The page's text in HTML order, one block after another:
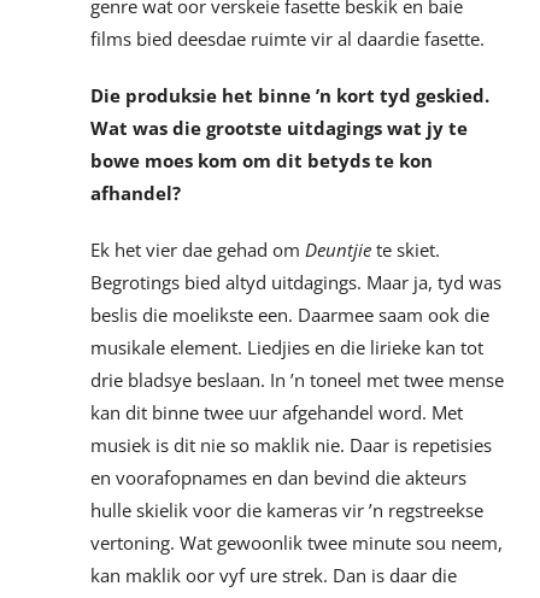
genre wat oor verskeie fasette beskik en baie
films bied deesdae ruimte vir al daardie fasette.
Die produksie het binne ’n kort tyd geskied.
Wat was die grootste uitdagings wat jy te
bowe moes kom om dit betyds te kon
afhandel?
Ek het vier dae gehad om Deuntjiete skiet.
Begrotings bied altyd uitdagings. Maar ja, tyd was
beslis die moelikste een. Daarmee saam ook die
musikale element. Liedjies en die lirieke kan tot
drie bladsye beslaan. In ’n toneel met twee mense
kan dit binne twee uur afgehandel word. Met
musiek is dit nie so maklik nie. Daar is repetisies
en voorafopnames en dan bevind die akteurs
hulle skielik voor die kameras vir ’n regstreekse
vertoning. Wat gewoonlik twee minute sou neem,
kan maklik oor vyf ure strek. Dan is daar die